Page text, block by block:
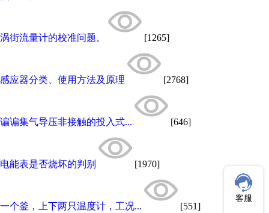
涡街流量计的校准问题。 [1265]
感应器分类、使用方法及原理 [2768]
谝谝集气导压非接触的投入式... [646]
电能表是否烧坏的判别 [1970]
一个釜，上下两只温度计，工况... [551]
客服